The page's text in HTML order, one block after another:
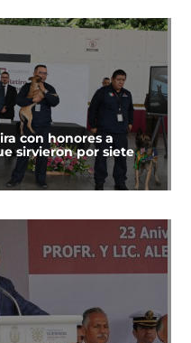
con honores a
sirvieron por siete